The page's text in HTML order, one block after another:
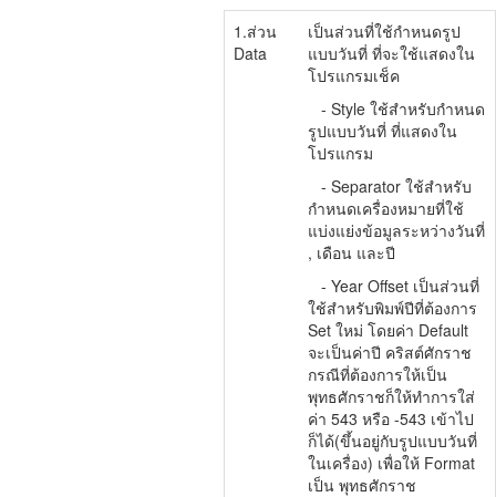
1.ส่วน
Data
เป็นส่วนที่ใช้กำหนดรูป
แบบวันที่ ที่จะใช้แสดงใน
โปรแกรมเช็ค
- Style ใช้สำหรับกำหนด
รูปแบบวันที่ ที่แสดงใน
โปรแกรม
- Separator ใช้สำหรับ
กำหนดเครื่องหมายที่ใช้
แบ่งแย่งข้อมูลระหว่างวันที่
, เดือน และปี
- Year Offset เป็นส่วนที่
ใช้สำหรับพิมพ์ปีที่ต้องการ
Set ใหม่ โดยค่า Default
จะเป็นค่าปี คริสต์ศักราช
กรณีที่ต้องการให้เป็น
พุทธศักราชก็ให้ทำการใส่
ค่า 543 หรือ -543 เข้าไป
ก็ได้(ขึ้นอยู่กับรูปแบบวันที่
ในเครื่อง) เพื่อให้ Format
เป็น พุทธศักราช